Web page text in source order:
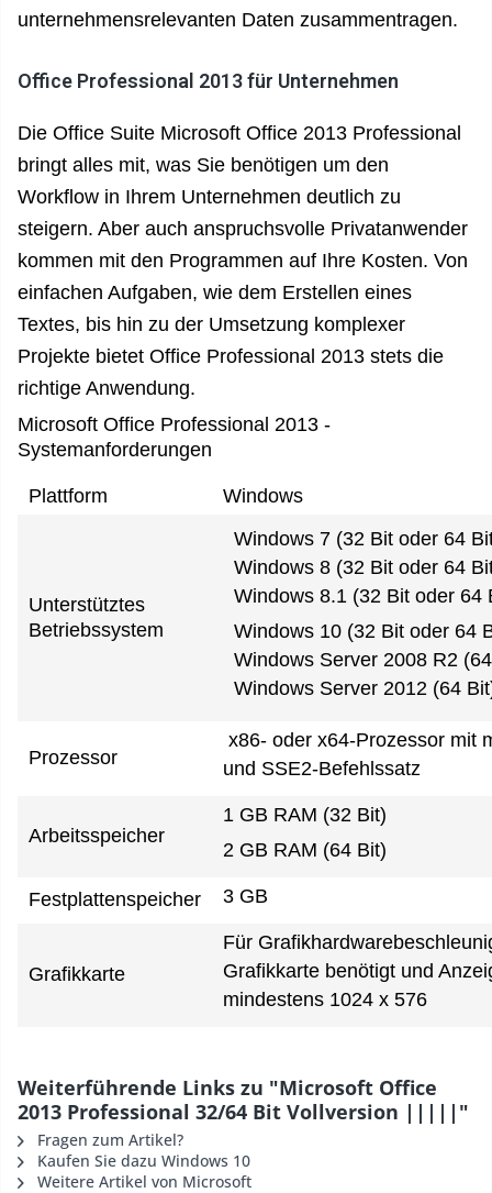
unternehmensrelevanten Daten zusammentragen.
Office Professional 2013 für Unternehmen
Die Office Suite Microsoft Office 2013 Professional
bringt alles mit, was Sie benötigen um den
Workflow in Ihrem Unternehmen deutlich zu
steigern. Aber auch anspruchsvolle Privatanwender
kommen mit den Programmen auf Ihre Kosten. Von
einfachen Aufgaben, wie dem Erstellen eines
Textes, bis hin zu der Umsetzung komplexer
Projekte bietet Office Professional 2013 stets die
richtige Anwendung.
Microsoft Office Professional 2013 -
Systemanforderungen
Plattform Windows
Unterstütztes
Betriebssystem
Windows 7 (32 Bit oder 64
Windows 8 (32 Bit oder 64
Windows 8.1 (32 Bit oder 64
Windows 10 (32 Bit oder 64
Windows Server 2008 R2
Windows Server 2012 (64
Prozessor
x86- oder x64-Prozessor mit
und SSE2-Befehlssatz
Arbeitsspeicher
1 GB RAM (32 Bit)
2 GB RAM (64 Bit)
Festplattenspeicher 3 GB
Grafikkarte
Für
Grafikkarte benötigt und
mindestens 1024 x 576
Weiterführende Links zu "Microsoft Office
2013 Professional 32/64 Bit Vollversion |||||"
Fragen zum Artikel?
Kaufen Sie dazu Windows 10
Weitere Artikel von Microsoft